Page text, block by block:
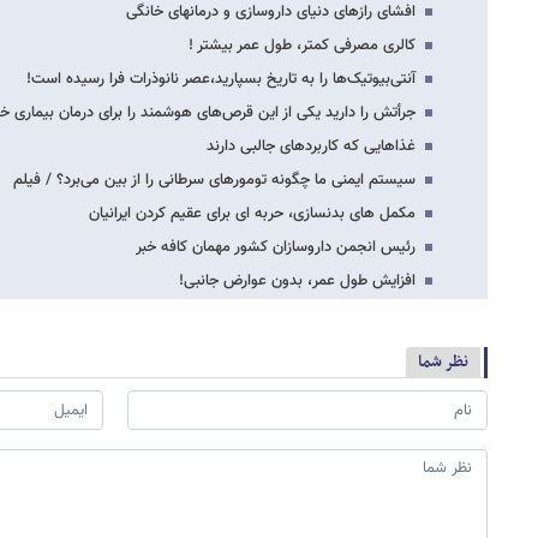
افشای رازهای دنیای داروسازی و درمان​های خانگی
کالری مصرفی کمتر، طول عمر بیشتر !
آنتی‌بیوتیک‌ها را به تاریخ بسپارید،عصر نانوذرات فرا رسیده است!
جرأتش را دارید یکی از این قرص‌های هوشمند را برای درمان بیماری
غذاهایی که کاربردهای جالبی دارند
سیستم ایمنی ما چگونه تومورهای سرطانی را از بین می‌برد؟ / فیلم
مکمل های بدنسازی، حربه ای برای عقیم کردن ایرانیان
رئیس انجمن داروسازان کشور مهمان کافه خبر
افزایش طول عمر، بدون عوارض جانبی!
نظر شما